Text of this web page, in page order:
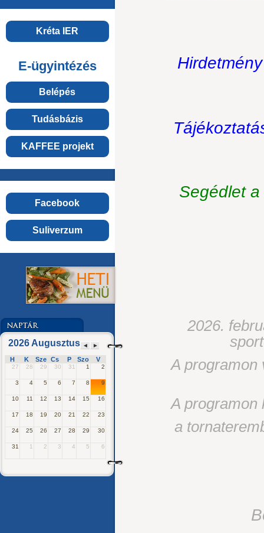
Kréta IER
E-ügyintézés
Belépés
Tudásbázis
KAFFEE projekt
Facebook
Suliverzum
2026 Augusztus ◄ ►
H K Sze Cs P Szo V
27 28 29 30 31 1 2
3 4 5 6 7 8 9
10 11 12 13 14 15 16
17 18 19 20 21 22 23
24 25 26 27 28 29 30
31 1 2 3 4 5 6
Segédlet
2026.
A programon
A programon
a